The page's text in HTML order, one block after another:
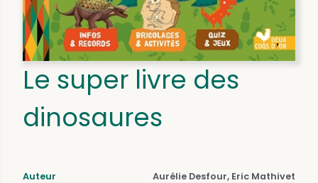
Le super livre des
dinosaures
Auteur Aurélie Desfour, Eric Mathivet